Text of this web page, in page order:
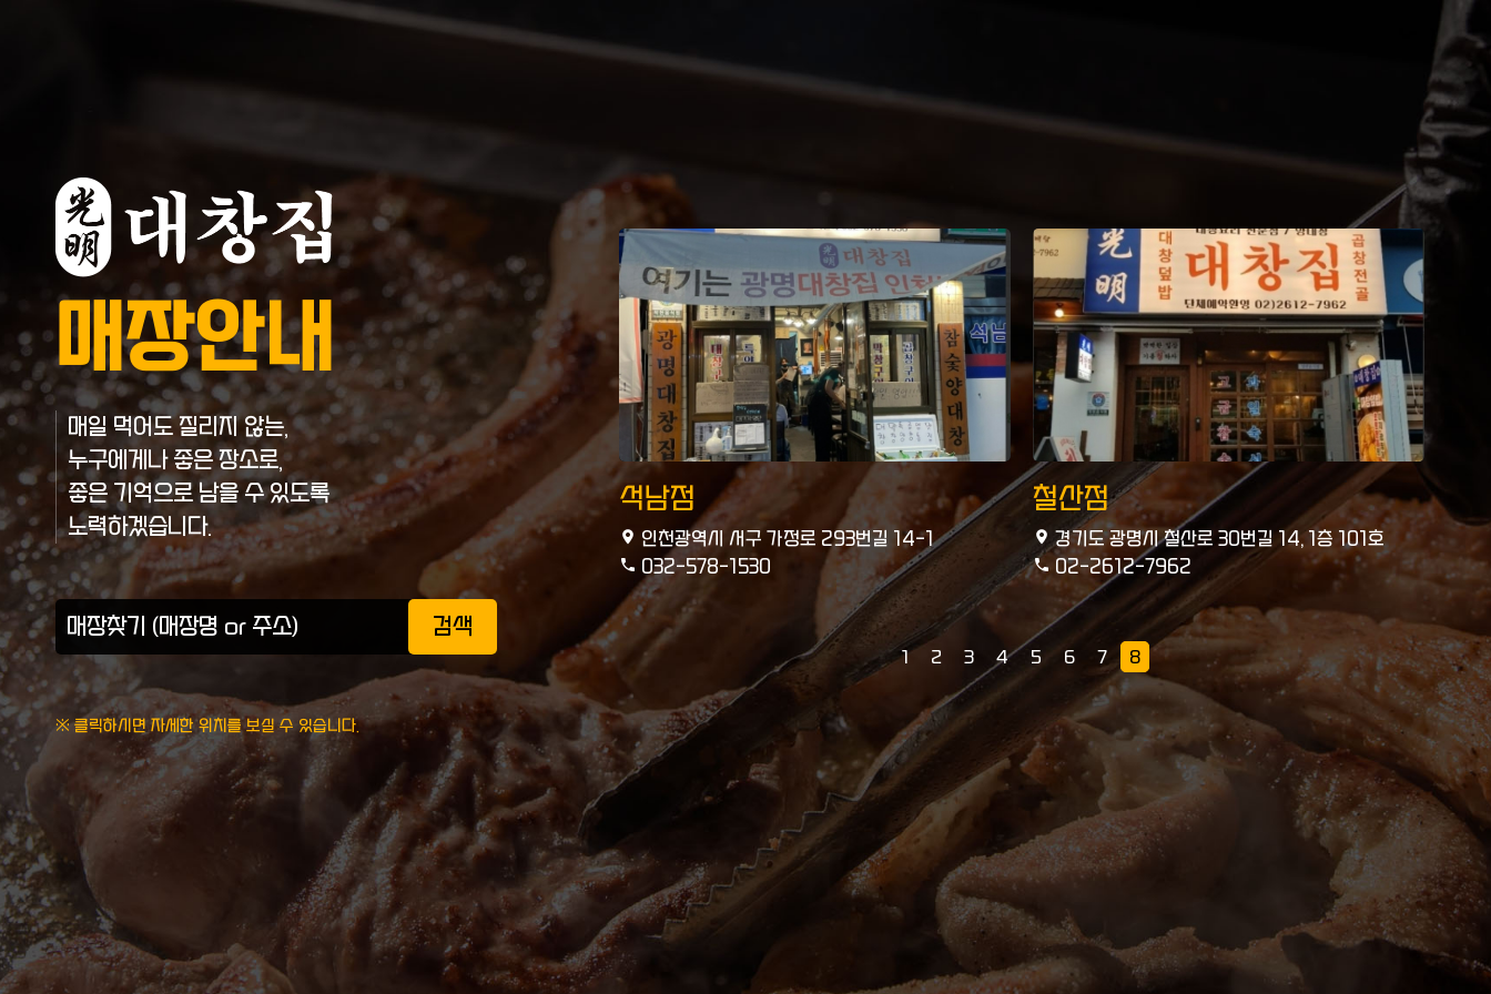
매장안내
매일 먹어도 질리지 않는,
누구에게나 좋은 장소로,
좋은 기억으로 남을 수 있도록
노력하겠습니다.
검색
※ 클릭하시면 자세한 위치를 보실 수 있습니다.
석남점
인천광역시 서구 가정로 293번길 14-1
032-578-1530
철산점
경기도 광명시 철산로 30번길 14, 1층 101호
02-2612-7962
1 2 3 4 5 6 7 8